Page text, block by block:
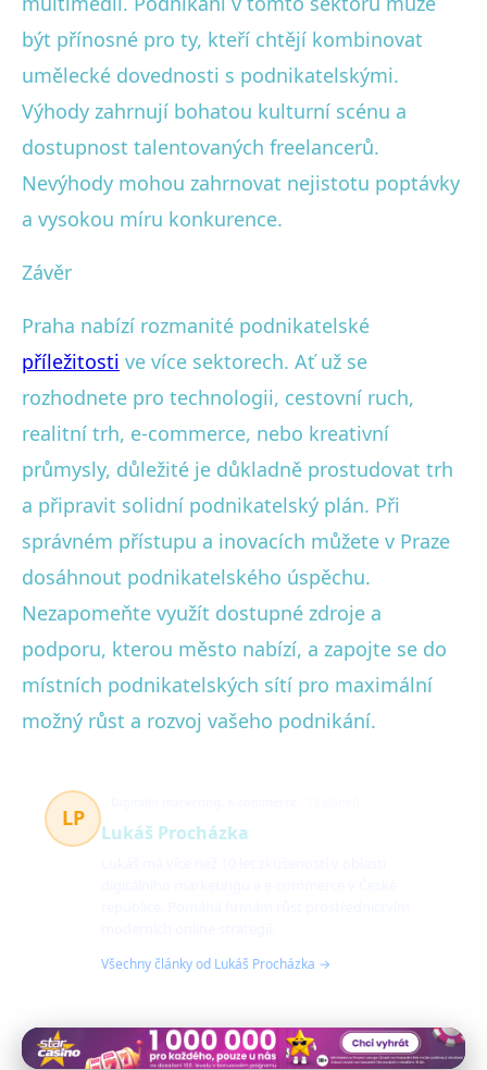
být přínosné pro ty, kteří chtějí kombinovat
umělecké dovednosti s podnikatelskými.
Výhody zahrnují bohatou kulturní scénu a
dostupnost talentovaných freelancerů.
Nevýhody mohou zahrnovat nejistotu poptávky
a vysokou míru konkurence.
Závěr
Praha nabízí rozmanité podnikatelské
příležitosti ve více sektorech. Ať už se
rozhodnete pro technologii, cestovní ruch,
realitní trh, e-commerce, nebo kreativní
průmysly, důležité je důkladně prostudovat trh
a připravit solidní podnikatelský plán. Při
správném přístupu a inovacích můžete v Praze
dosáhnout podnikatelského úspěchu.
Nezapomeňte využít dostupné zdroje a
podporu, kterou město nabízí, a zapojte se do
místních podnikatelských sítí pro maximální
možný růst a rozvoj vašeho podnikání.
LP
Lukáš Procházka
Všechny články od Lukáš Procházka →